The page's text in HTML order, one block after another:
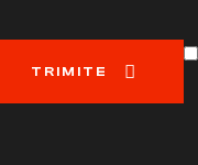
TRIMITE